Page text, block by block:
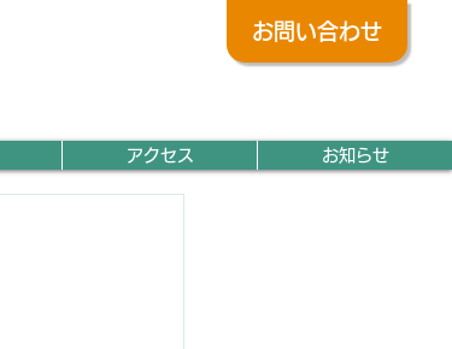
お問い合わせ
アクセス お知らせ